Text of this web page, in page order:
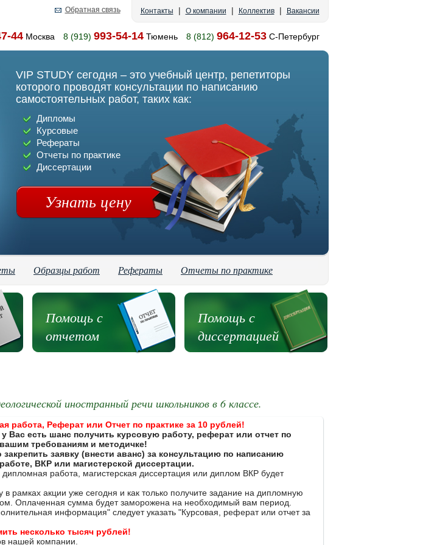
Контакты | О компании | Коллектив| Вакансии
Обратная связь
44Москва 8 (919) 993-54-14Тюмень 8 (812) 964-12-53С-Петербург
VIP STUDY сегодня – это учебный центр, репетиторы
которого проводят консультации по написанию
самостоятельных работ, таких как:
Дипломы
Курсовые
Рефераты
Отчеты по практике
Диссертации
Узнать цену
Образцы работ Рефераты Отчеты по практике
Помощь с
отчетом
Помощь с
диссертацией
иностранный речи школьников в 6 классе.
работа, Реферат или Отчет по практике за 10 рублей!
Вас есть шанс получить курсовую работу, реферат или отчет по
требованиям и методичке!
заявку (внести аванс) за консультацию по написанию
ВКР или магистерской диссертации.
дипломная работа, магистерская диссертация или диплом ВКР будет
рамках акции уже сегодня и как только получите задание на дипломную
Оплаченная сумма будет заморожена на необходимый вам период.
информация" следует указать "Курсовая, реферат или отчет за
несколько тысяч рублей!
нашей компании.